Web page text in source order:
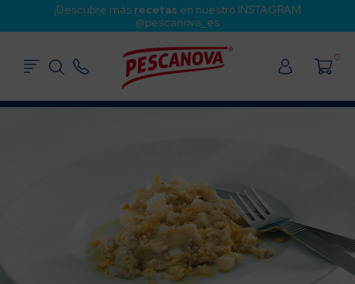
¡Descubre más recetas en nuestro INSTAGRAM
@pescanova_es
0